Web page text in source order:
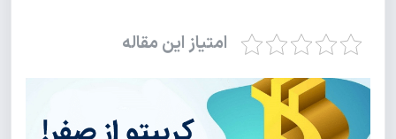
امتیاز این مقاله